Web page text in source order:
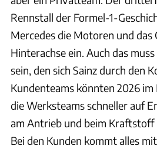
Rennstall der Formel-1-
Mercedes die Motoren und das
Hinterachse ein. Auch das
sein, den sich Sainz durch den
Kundenteams könnten 2026 im
die Werksteams schneller auf
am Antrieb und beim Kraftstoff
Bei den Kunden kommt alles